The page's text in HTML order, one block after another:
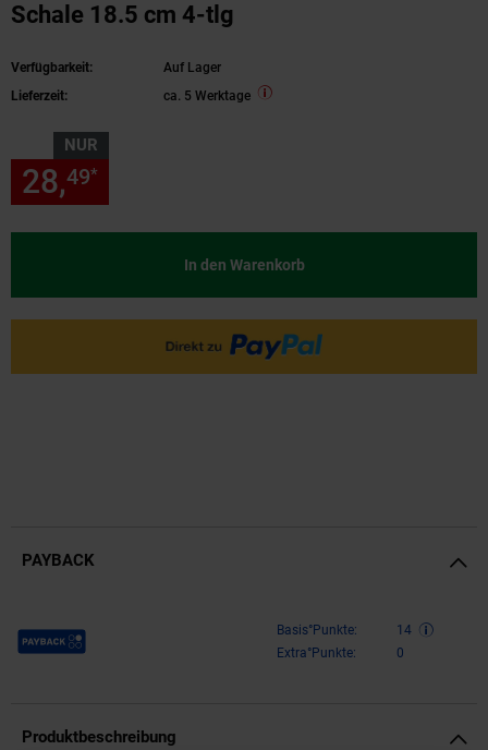
Schale 18.5 cm 4-tlg
Verfügbarkeit:
Auf Lager
Lieferzeit:
ca. 5 Werktage
NUR
28,49*
In den Warenkorb
PAYBACK
Payback Punkte Basis°Punkte:
14
Extra°Punkte:
0
Produktbeschreibung